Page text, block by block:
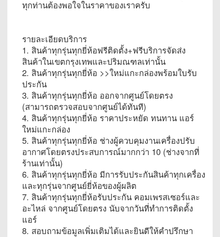
ทุกท่านต้องพอใจในราคาของเราครับ
รายละเอียดบริการ
1. สินค้าทุกรุ่นทุกยี่ห้อฟรีติดตั้ง+ฟรีบริการจัดส่ง
สินค้าในเขตกรุงเทพและปริมณฑลเท่านั้น
2. สินค้าทุกรุ่นทุกยี่ห้อ >>ใหม่แกะกล่องพร้อมใบรับ
ประกัน
3. สินค้าทุกรุ่นทุกยี่ห้อ ออกจากศูนย์โดยตรง
(สามารถตรวจสอบจากศูนย์ได้ทันที)
4. สินค้าทุกรุ่นทุกยี่ห้อ ราคาประหยัด ทนทาน แอร์
ใหม่แกะกล่อง
5. สินค้าทุกรุ่นทุกยี่ห้อ ช่างผู้ควบคุมงานเครื่องปรับ
อากาศโดยตรงประสบการณ์มากกว่า 10 (ช่างจากที่
ร้านเท่านั้น)
6. สินค้าทุกรุ่นทุกยี่ห้อ มีการรับประกันสินค้าทุกเครื่อง
และทุกรุ่นจากศูนย์ยี่ห้อของผู้ผลิต
7. สินค้าทุกรุ่นทุกยี่ห้อรับประกัน คอมเพรสเซอร์และ
อะไหล่ จากศูนย์โดยตรง นับจากวันที่ทำการติดตั้ง
แอร์
8. สอบถามข้อมูลเพิ่มเติมได้และยินดีให้คำปรึกษา